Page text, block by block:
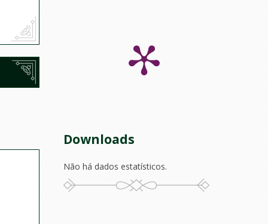
Downloads
Não há dados estatísticos.